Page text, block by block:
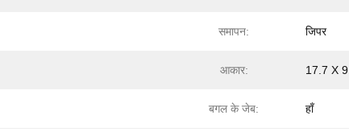
समापन: जिपर
आकार: 17.7 X
बगल के जेब: हाँ